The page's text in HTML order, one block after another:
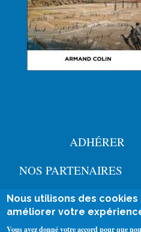
Pied
de
page
ADHÉRER
NOS PARTENAIRES
Mentions légales
Nous utilisons des
améliorer votre
Vous avez donné votre accord pour que